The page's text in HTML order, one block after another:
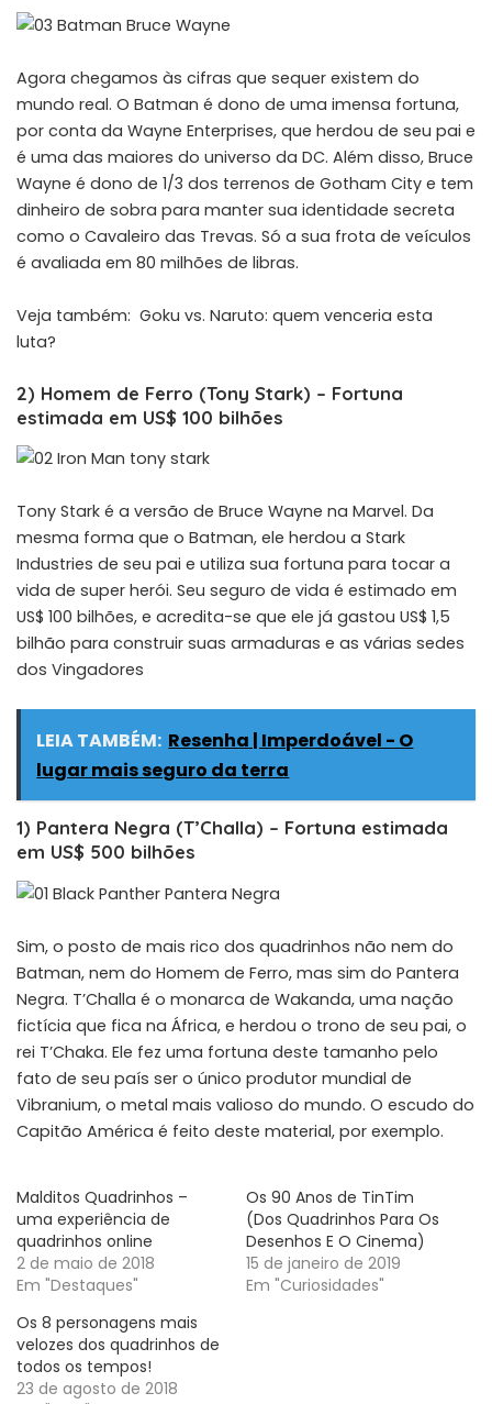
Agora chegamos às cifras que sequer existem do
mundo real. O Batman é dono de uma imensa fortuna,
por conta da Wayne Enterprises, que herdou de seu pai e
é uma das maiores do universo da DC. Além disso, Bruce
Wayne é dono de 1/3 dos terrenos de Gotham City e tem
dinheiro de sobra para manter sua identidade secreta
como o Cavaleiro das Trevas. Só a sua frota de veículos
é avaliada em 80 milhões de libras.
Veja também: Goku vs. Naruto: quem venceria esta
luta?
2) Homem de Ferro (Tony Stark) – Fortuna
estimada em US$ 100 bilhões
Tony Stark é a versão de Bruce Wayne na Marvel. Da
mesma forma que o Batman, ele herdou a Stark
Industries de seu pai e utiliza sua fortuna para tocar a
vida de super herói. Seu seguro de vida é estimado em
US$ 100 bilhões, e acredita-se que ele já gastou US$ 1,5
bilhão para construir suas armaduras e as várias sedes
dos Vingadores
LEIA TAMBÉM: Resenha | Imperdoável - O
lugar mais seguro da terra
1) Pantera Negra (T’Challa) – Fortuna estimada
em US$ 500 bilhões
Sim, o posto de mais rico dos quadrinhos não nem do
Batman, nem do Homem de Ferro, mas sim do Pantera
Negra. T’Challa é o monarca de Wakanda, uma nação
fictícia que fica na África, e herdou o trono de seu pai, o
rei T’Chaka. Ele fez uma fortuna deste tamanho pelo
fato de seu país ser o único produtor mundial de
Vibranium, o metal mais valioso do mundo. O escudo do
Capitão América é feito deste material, por exemplo.
Malditos Quadrinhos –
uma experiência de
quadrinhos online
2 de maio de 2018
Em "Destaques"
Os 90 Anos de TinTim
(Dos Quadrinhos Para Os
Desenhos E O Cinema)
15 de janeiro de 2019
Em "Curiosidades"
Os 8 personagens mais
velozes dos quadrinhos de
todos os tempos!
23 de agosto de 2018